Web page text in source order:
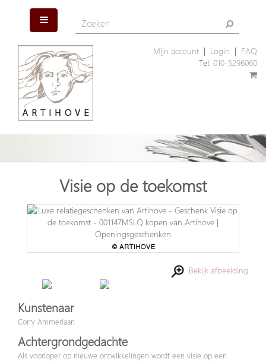
Mijn account| Login
FAQ
Tel: 010-5296060
Visie op de toekomst
Bekijk afbeelding
Kunstenaar
Corry Ammerlaan
Achtergrondgedachte
Als voorloper op nieuwe ontwikkelingen wordt een visie op een